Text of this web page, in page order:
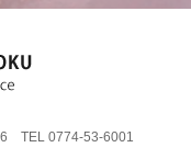
TEL 0774-53-6001